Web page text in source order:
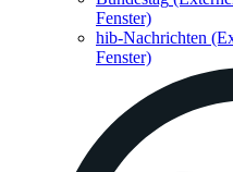
Fenster)
hib-Nachrichten
Fenster)